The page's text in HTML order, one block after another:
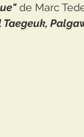
de Marc